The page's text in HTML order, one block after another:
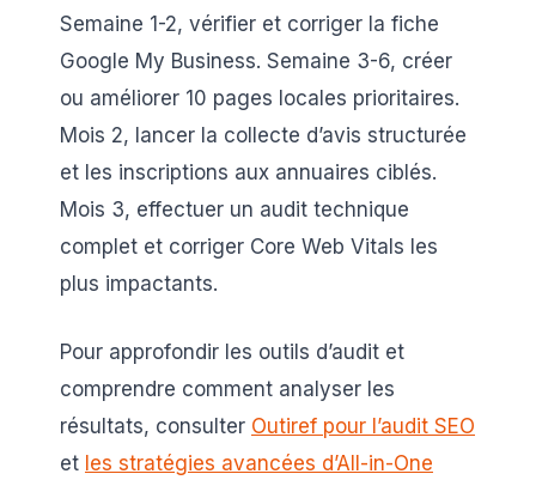
Semaine 1-2, vérifier et corriger la fiche
Google My Business. Semaine 3-6, créer
ou améliorer 10 pages locales prioritaires.
Mois 2, lancer la collecte d’avis structurée
et les inscriptions aux annuaires ciblés.
Mois 3, effectuer un audit technique
complet et corriger Core Web Vitals les
plus impactants.
Pour approfondir les outils d’audit et
comprendre comment analyser les
résultats, consulter Outiref pour l’audit SEO
et les stratégies avancées d’All-in-One